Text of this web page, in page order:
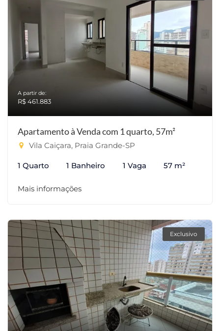
A partir de:
R$ 461.883
Apartamento à Venda com 1 quarto, 57m²
Vila Caiçara, Praia Grande-SP
1 Quarto 1 Banheiro 1 Vaga 57 m²
Mais informações
Exclusivo